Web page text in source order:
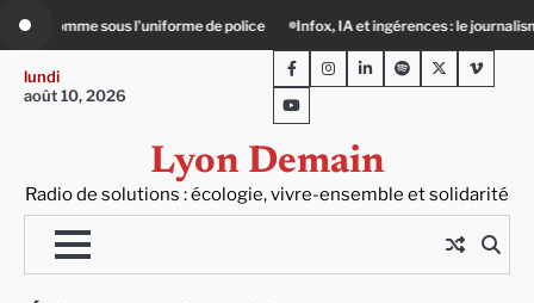
content
l’uniforme de police Infox, IA et ingérences : le journalisme peut-il encore
lundi
août 10, 2026
Lyon Demain
Radio de solutions : écologie, vivre-ensemble et solidarité
FacebookInstagram
LinkedInSpotifyTwitterViméo
Youtube